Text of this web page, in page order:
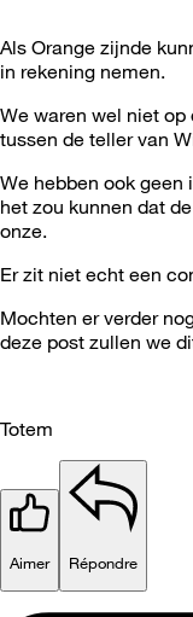
Als Orange zijnde
in rekening nemen.
We waren wel niet
tussen de teller van
We hebben ook geen
het zou kunnen dat
onze.
Er zit niet echt een
Mochten er verder
deze post zullen we
Totem
Aimer Répondre